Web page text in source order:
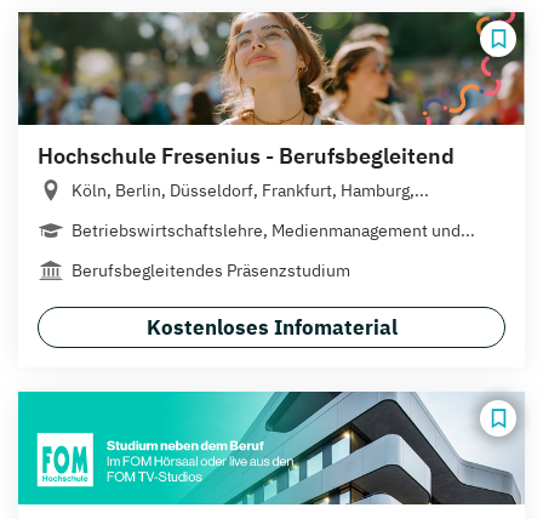
Hochschule Fresenius - Berufsbegleitend
Köln, Berlin, Düsseldorf, Frankfurt, Hamburg,...
Betriebswirtschaftslehre, Medienmanagement und...
Berufsbegleitendes Präsenzstudium
Kostenloses Infomaterial